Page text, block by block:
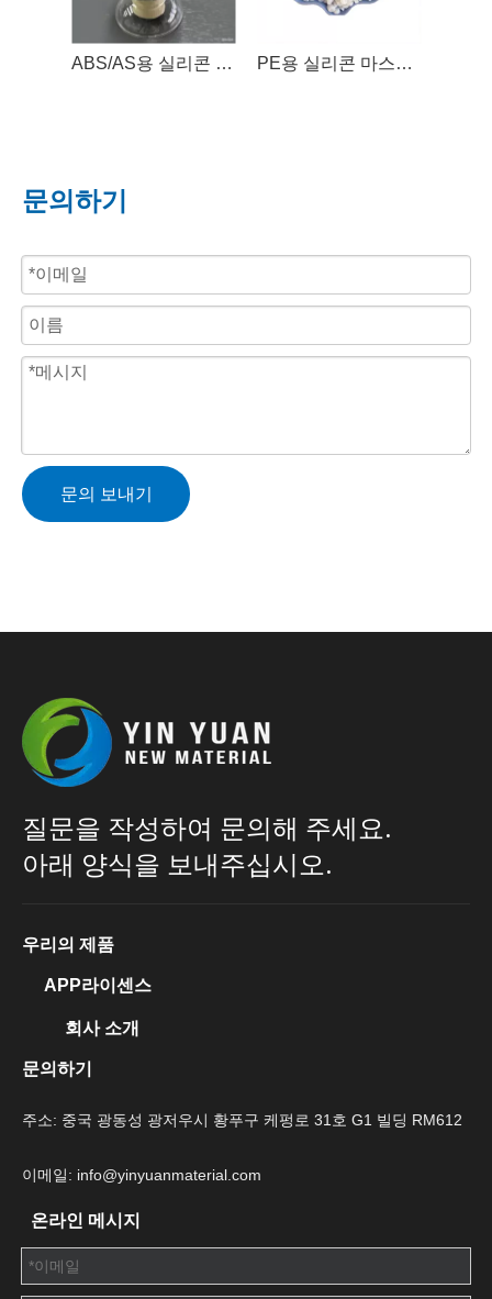
ABS/AS용 실리콘 마스터배치 PE용 실리콘 마스터배치
문의하기
문의 보내기
질문을 작성하여 문의해 주세요.
아래 양식을 보내주십시오.
우리의 제품
APP라이센스
회사 소개
문의하기
주소: 중국 광동성 광저우시 황푸구 케펑로 31호 G1 빌딩 RM612
이메일: info@yinyuanmaterial.com
온라인 메시지